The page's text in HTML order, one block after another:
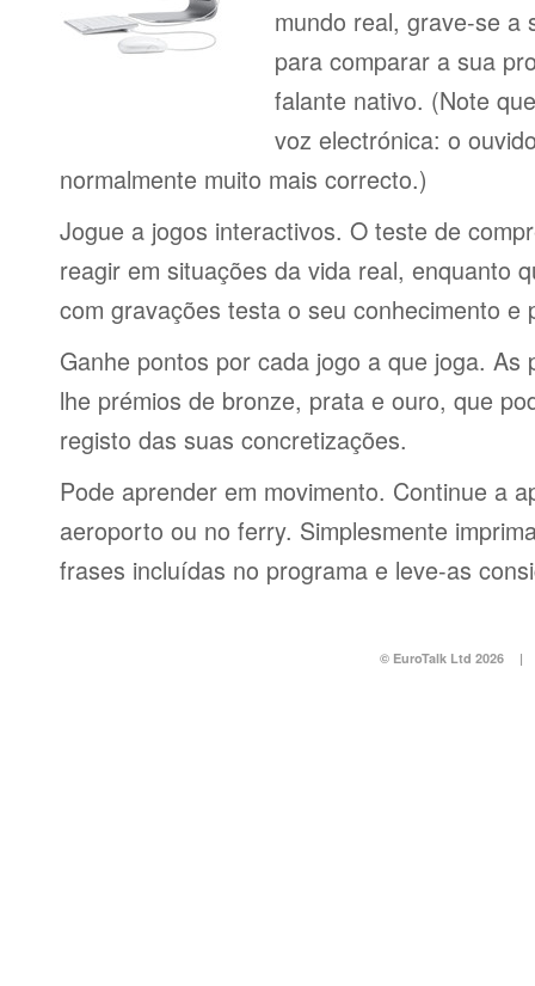
mundo real, grave-se a
para comparar a sua
falante nativo. (Note
voz electrónica: o
normalmente muito mais correcto.)
Jogue a jogos interactivos. O teste de
reagir em situações da vida real, enquanto
com gravações testa o seu conhecimento e
Ganhe pontos por cada jogo a que joga. As
lhe prémios de bronze, prata e ouro, que
registo das suas concretizações.
Pode aprender em movimento. Continue a
aeroporto ou no ferry. Simplesmente
frases incluídas no programa e leve-as
© EuroTalk Ltd 2026 |